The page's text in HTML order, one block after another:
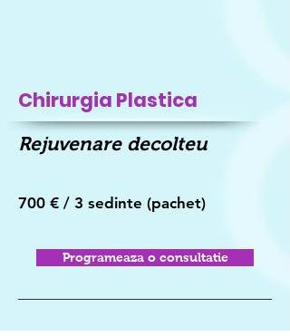
Chirurgia Plastica
Rejuvenare decolteu
700 € / 3 sedinte (pachet)
Programeaza o consultatie